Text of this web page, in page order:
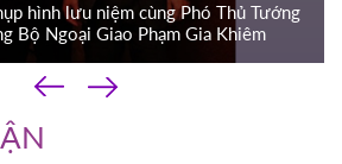
hình lưu niệm cùng Phó Thủ Tướng
Bộ Ngoại Giao Phạm Gia Khiêm
‹
›